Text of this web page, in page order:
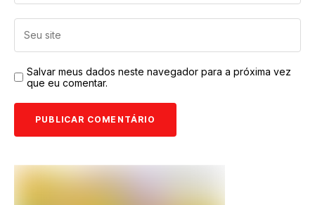
Salvar meus dados neste navegador para a próxima vez
que eu comentar.